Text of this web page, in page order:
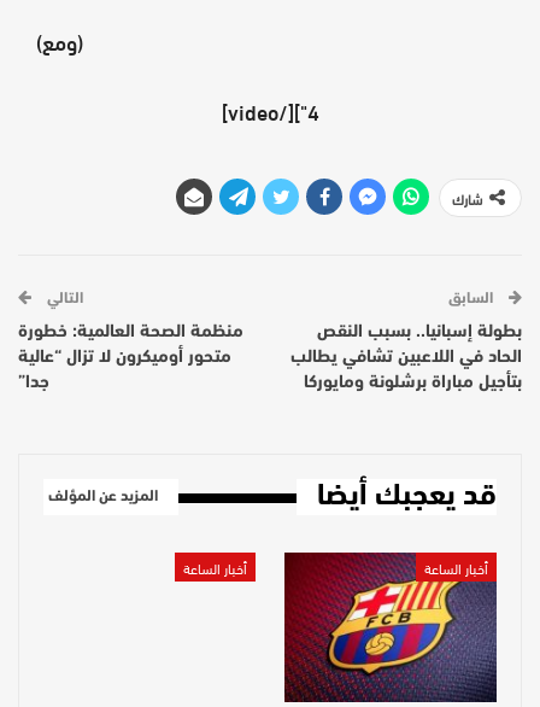
(ومع)
4"][/video]
شارك
السابق
بطولة إسبانيا.. بسبب النقص
الحاد في اللاعبين تشافي يطالب
بتأجيل مباراة برشلونة ومايوركا
التالي
منظمة الصحة العالمية: خطورة
متحور أوميكرون لا تزال “عالية
جدا”
قد يعجبك أيضا المزيد عن المؤلف
أخبار الساعة أخبار الساعة